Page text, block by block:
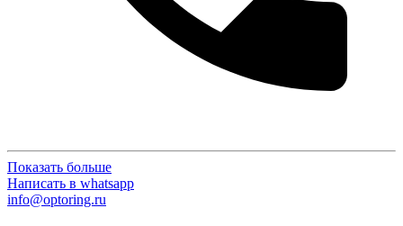
Показать больше
Написать в whatsapp
info@optoring.ru